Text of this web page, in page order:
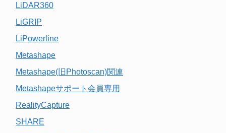
LiDAR360
LiGRIP
LiPowerline
Metashape
Metashape(旧Photoscan)関連
Metashapeサポート会員専用
RealityCapture
SHARE